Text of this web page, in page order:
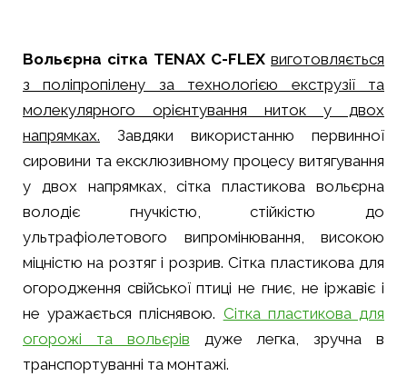
Вольєрна сітка TENAX C-FLEX виготовляється
з поліпропілену за технологією екструзії та
молекулярного орієнтування ниток у двох
напрямках. Завдяки використанню первинної
сировини та ексклюзивному процесу витягування
у двох напрямках, сітка пластикова вольєрна
володіє гнучкістю, стійкістю до
ультрафіолетового випромінювання, високою
міцністю на розтяг і розрив. Сітка пластикова для
огородження свійської птиці не гниє, не іржавіє і
не уражається пліснявою. Сітка пластикова для
огорожі та вольєрів дуже легка, зручна в
транспортуванні та монтажі.